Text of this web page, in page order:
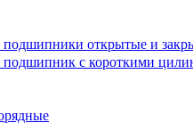
открытые и
с короткими